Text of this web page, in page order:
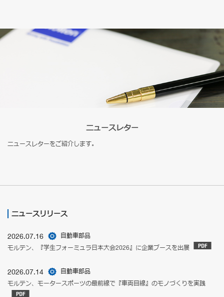
ニュースレター
ニュースレターをご紹介します。
ニュースリリース
2026.07.16
自動車部品
モルテン、『学生フォーミュラ日本大会2026』に企業ブースを出展
2026.07.14
自動車部品
モルテン、モータースポーツの最前線で『車両目線』のモノづくりを実践